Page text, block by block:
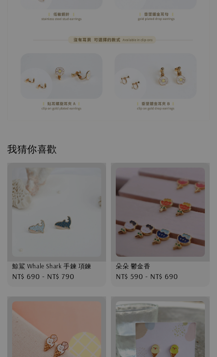
我猜你喜歡
鯨鯊 Whale Shark 手鍊 項鍊
Regular
NT$ 690 - NT$ 790
朵朵 鬱金香
Regular
NT$ 590 - NT$ 690